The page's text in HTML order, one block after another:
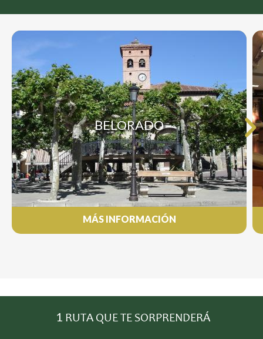
BELORADO
MÁS INFORMACIÓN
1 RUTA QUE TE SORPRENDERÁ